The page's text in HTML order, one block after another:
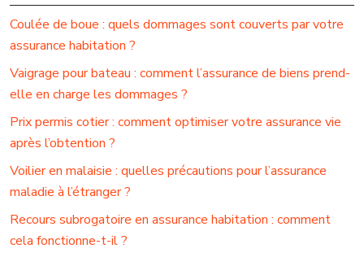
Coulée de boue : quels dommages sont couverts par votre
assurance habitation ?
Vaigrage pour bateau : comment l’assurance de biens prend-
elle en charge les dommages ?
Prix permis cotier : comment optimiser votre assurance vie
après l’obtention ?
Voilier en malaisie : quelles précautions pour l’assurance
maladie à l’étranger ?
Recours subrogatoire en assurance habitation : comment
cela fonctionne-t-il ?